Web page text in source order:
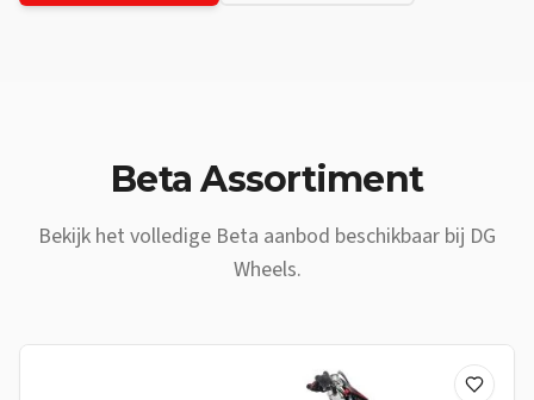
Beta Assortiment
Bekijk het volledige Beta aanbod beschikbaar bij DG
Wheels.